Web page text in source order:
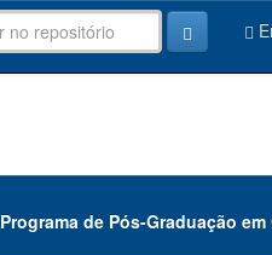
Programa de Pós-Graduação